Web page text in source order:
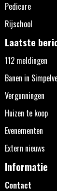
Pedicure
Rijschool
Laatste
112 meldingen
Banen in
Vergunningen
Huizen te koop
Evenementen
Extern nieuws
Informatie
Contact